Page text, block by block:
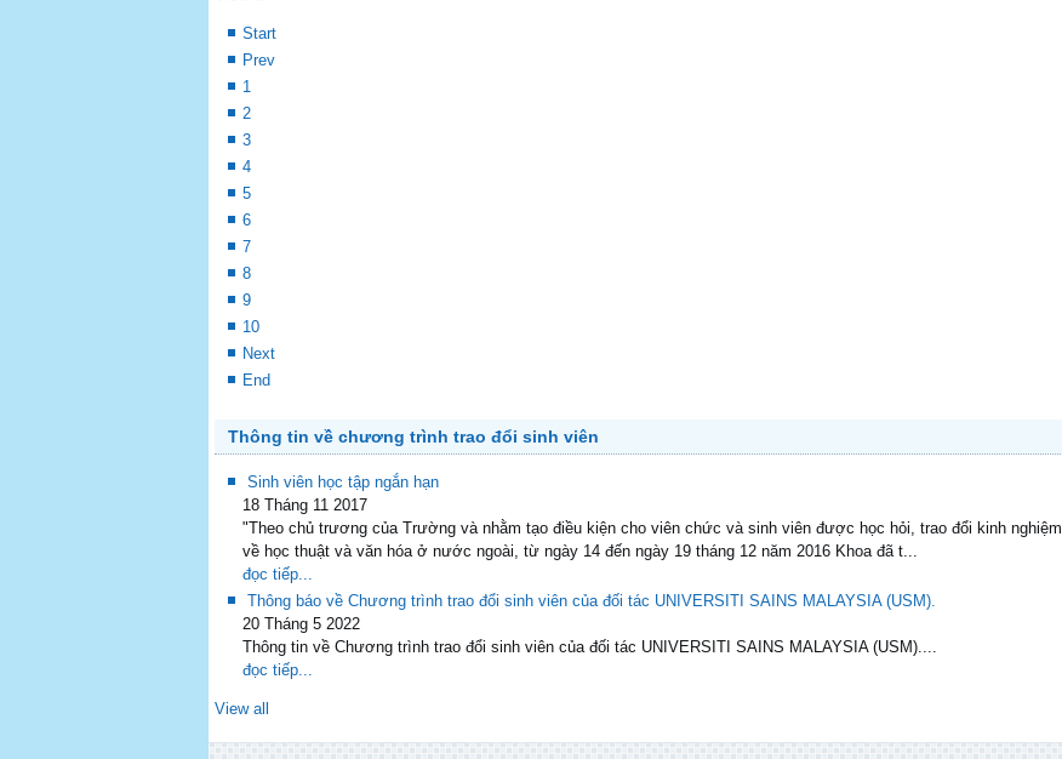
Start
Prev
1
2
3
4
5
6
7
8
9
10
Next
End
Thông tin về chương trình trao đổi sinh viên
Sinh viên học tập ngắn hạn
18 Tháng 11 2017
"Theo chủ trương của Trường và nhằm tạo điều kiện cho viên chức và sinh viên được học hỏi, trao đổi kinh nghiệm
về học thuật và văn hóa ở nước ngoài, từ ngày 14 đến ngày 19 tháng 12 năm 2016 Khoa đã t...
đọc tiếp...
Thông báo về Chương trình trao đổi sinh viên của đối tác UNIVERSITI SAINS MALAYSIA (USM).
20 Tháng 5 2022
Thông tin về Chương trình trao đổi sinh viên của đối tác UNIVERSITI SAINS MALAYSIA (USM)....
đọc tiếp...
View all